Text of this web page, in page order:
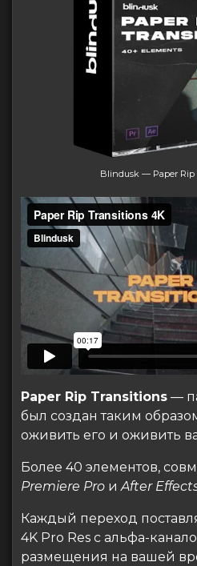
Blindusk — Paper Rip
Paper Rip Transitions —
был создан таким
оживить его и оживить
Более 40 элементов,
Premiere Pro иAfter
Каждый переход
4K Pro Res с альфа-
размещения на вашей